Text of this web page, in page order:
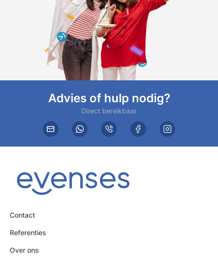
Advies of hulp nodig?
Direct bereikbaar
Contact
Referenties
Over ons